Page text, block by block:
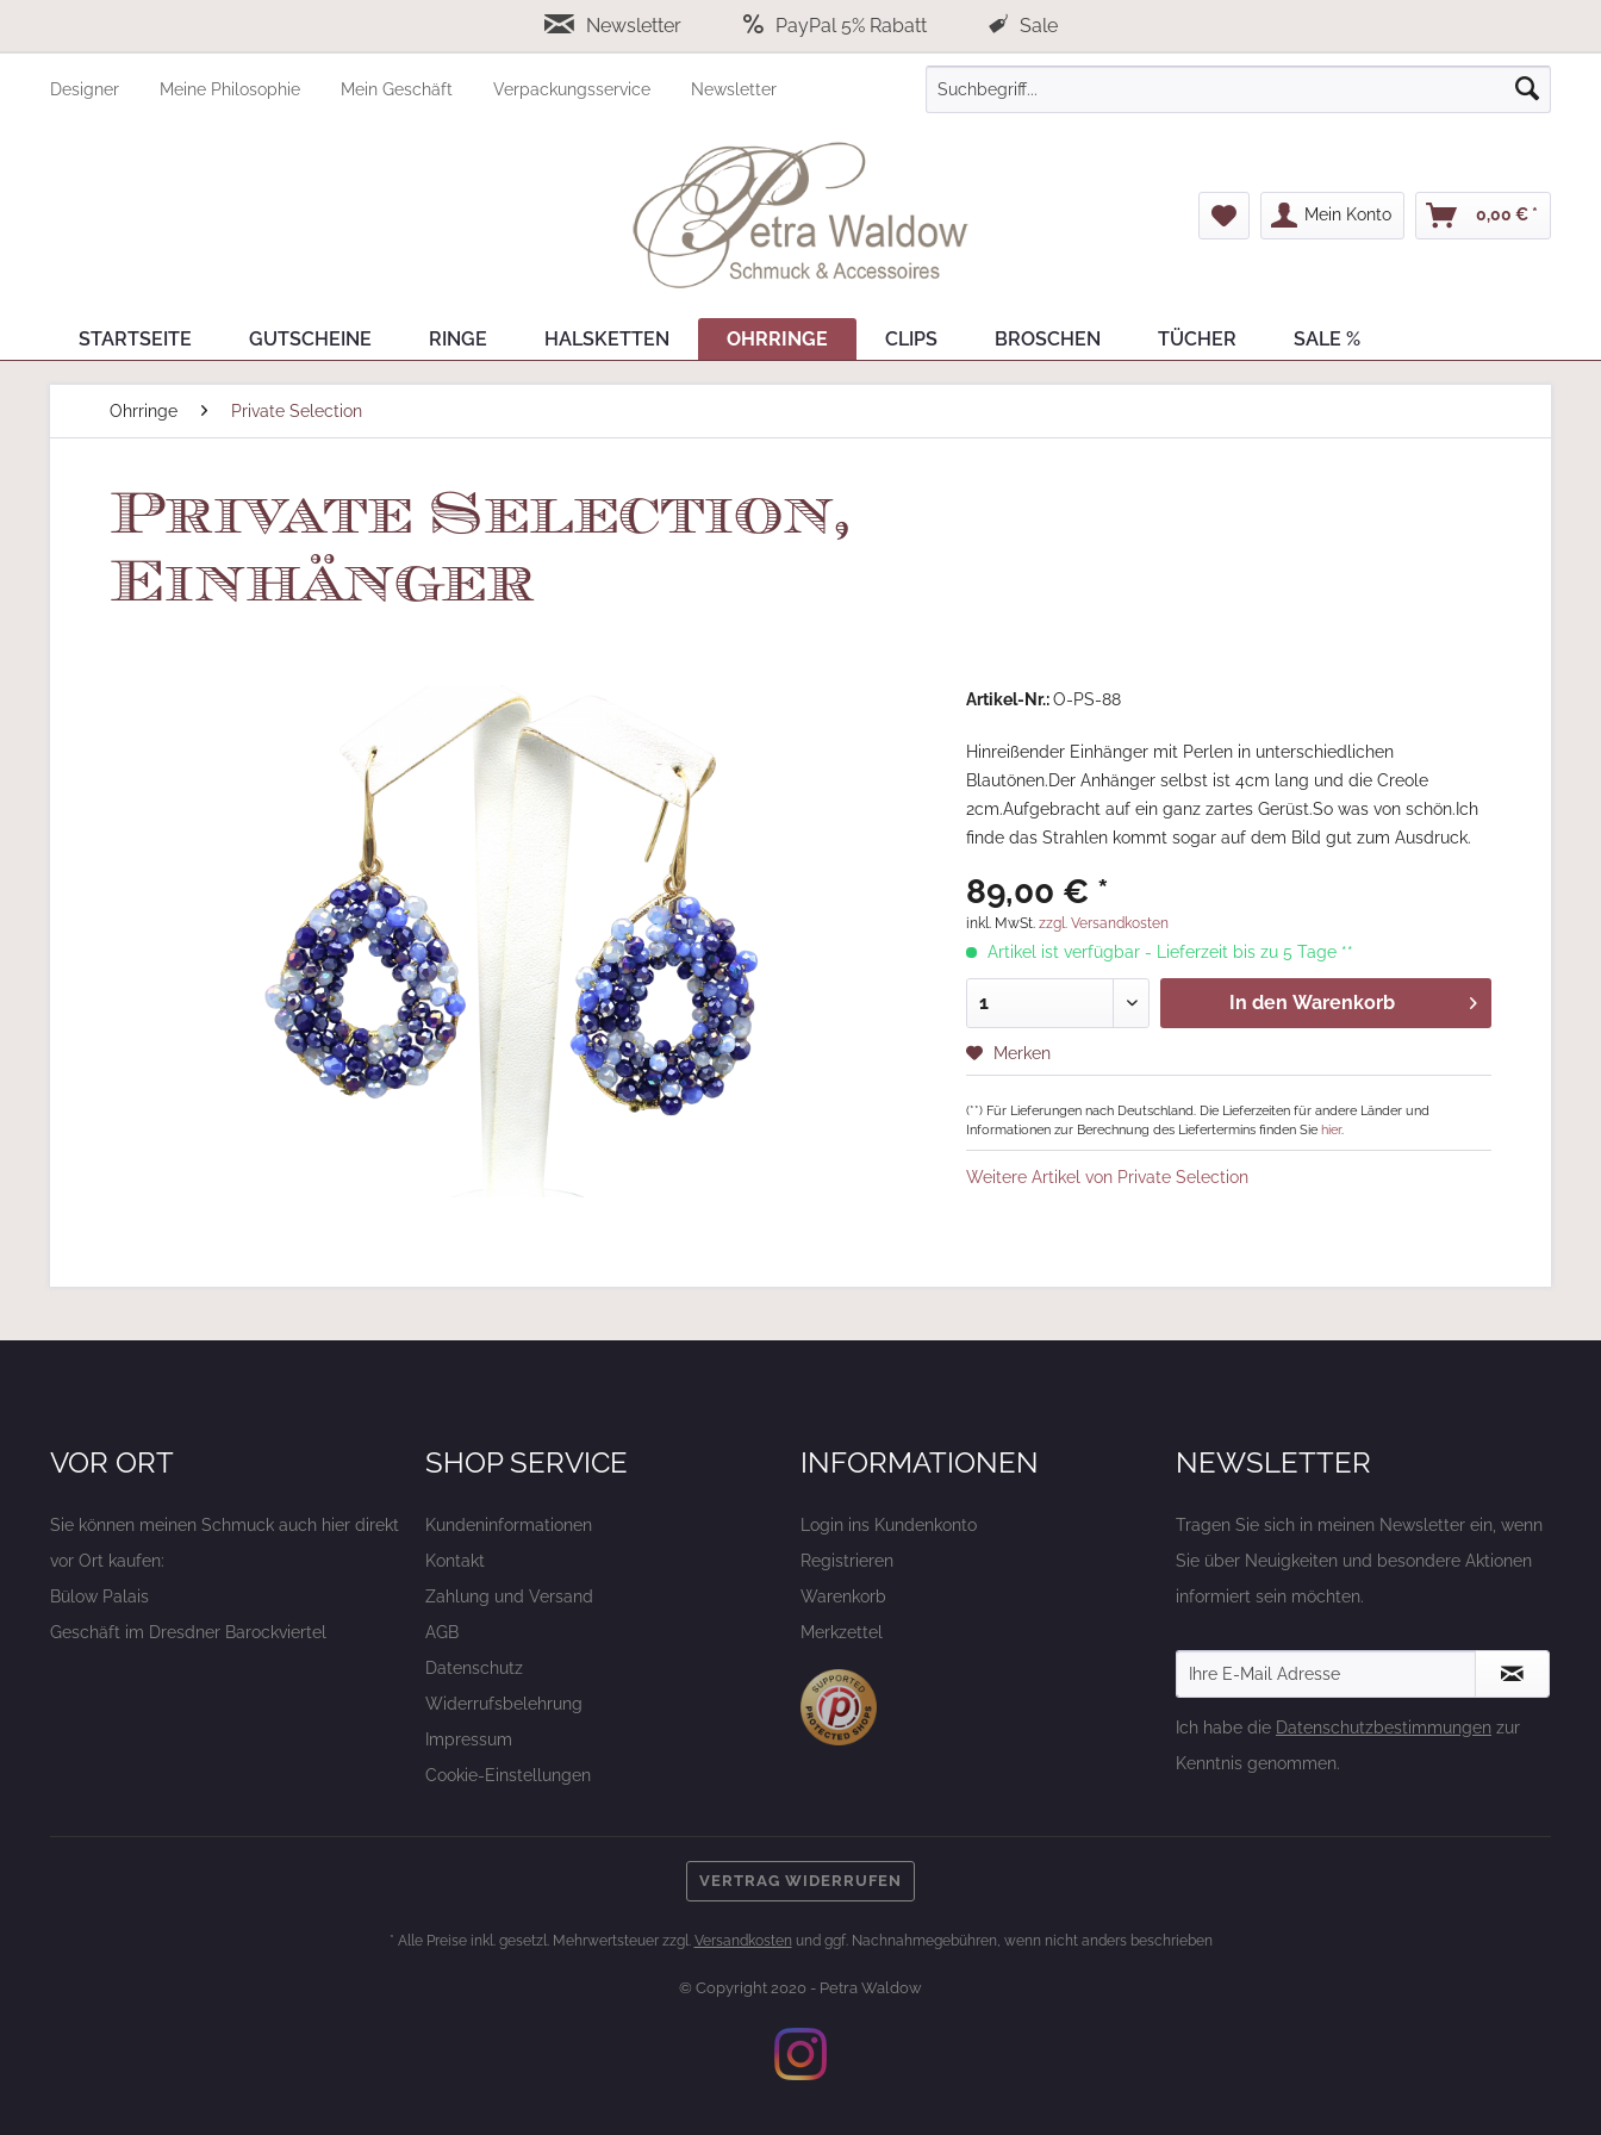
Newsletter PayPal 5% Rabatt Sale
Designer Meine Philosophie Mein Geschäft Verpackungsservice Newsletter
Mein Konto 0,00 € *
STARTSEITE GUTSCHEINE RINGE HALSKETTEN OHRRINGE CLIPS BROSCHEN TÜCHER SALE %
Ohrringe Private Selection
Private Selection,
Einhänger
Artikel-Nr.:O-PS-88
Hinreißender Einhänger mit Perlen in unterschiedlichen
Blautönen.Der Anhänger selbst ist 4cm lang und die Creole
2cm.Aufgebracht auf ein ganz zartes Gerüst.So was von schön.Ich
finde das Strahlen kommt sogar auf dem Bild gut zum Ausdruck.
89,00 € *
inkl. MwSt.zzgl. Versandkosten
Artikel ist verfügbar - Lieferzeit bis zu 5 Tage **
In den Warenkorb
Merken
(**) Für Lieferungen nach Deutschland. Die Lieferzeiten für andere Länder und
Informationen zur Berechnung des Liefertermins finden Siehier.
Weitere Artikel von Private Selection
VOR ORT
Sie können meinen Schmuck auch hier direkt
vor Ort kaufen:
Bülow Palais
Geschäft im Dresdner Barockviertel
SHOP SERVICE
Kundeninformationen
Kontakt
Zahlung und Versand
AGB
Datenschutz
Widerrufsbelehrung
Impressum
Cookie-Einstellungen
INFORMATIONEN
Login ins Kundenkonto
Registrieren
Warenkorb
Merkzettel
NEWSLETTER
Tragen Sie sich in meinen Newsletter ein, wenn
Sie über Neuigkeiten und besondere Aktionen
informiert sein möchten.
Ich habe die Datenschutzbestimmungen zur
Kenntnis genommen.
VERTRAG WIDERRUFEN
* Alle Preise inkl. gesetzl. Mehrwertsteuer zzgl. Versandkosten und ggf. Nachnahmegebühren, wenn nicht anders beschrieben
© Copyright 2020 - Petra Waldow